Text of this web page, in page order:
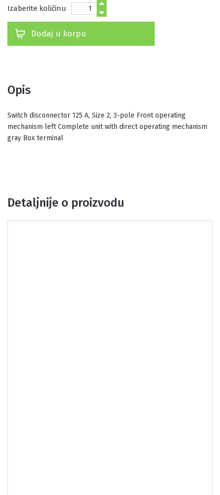
Izaberite količinu
Dodaj u korpu
Opis
Switch disconnector 125 A, Size 2, 3-pole Front operating
mechanism left Complete unit with direct operating mechanism
gray Box terminal
Detaljnije o proizvodu